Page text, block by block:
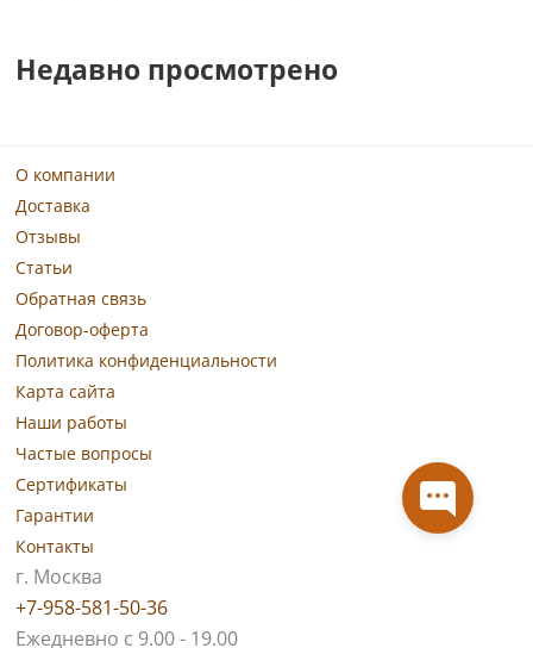
Недавно просмотрено
О компании
Доставка
Отзывы
Статьи
Обратная связь
Договор-оферта
Политика конфиденциальности
Карта сайта
Наши работы
Частые вопросы
Сертификаты
Гарантии
Контакты
г. Москва
+7-958-581-50-36
Ежедневно с 9.00 - 19.00